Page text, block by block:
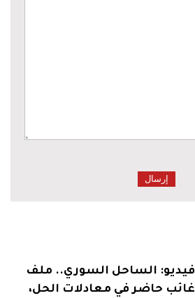
فيديو: الساحل السوري.. ملف
غائب حاضر في معادلات الحل،